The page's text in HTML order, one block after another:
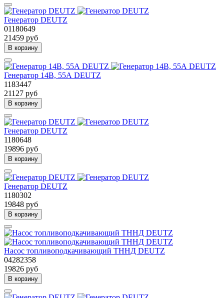
Генератор DEUTZ
01180649
21459 руб
В корзину
Генератор 14В, 55А DEUTZ
1183447
21127 руб
В корзину
Генератор DEUTZ
1180648
19896 руб
В корзину
Генератор DEUTZ
1180302
19848 руб
В корзину
Насос топливоподкачивающий ТННД DEUTZ
04282358
19826 руб
В корзину